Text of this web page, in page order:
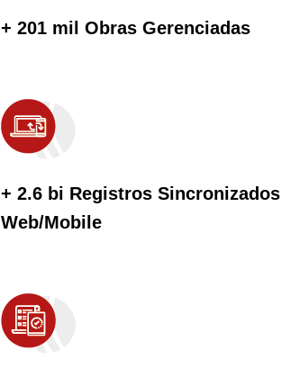
+ 201 mil Obras Gerenciadas
+ 2.6 bi Registros Sincronizados
Web/Mobile